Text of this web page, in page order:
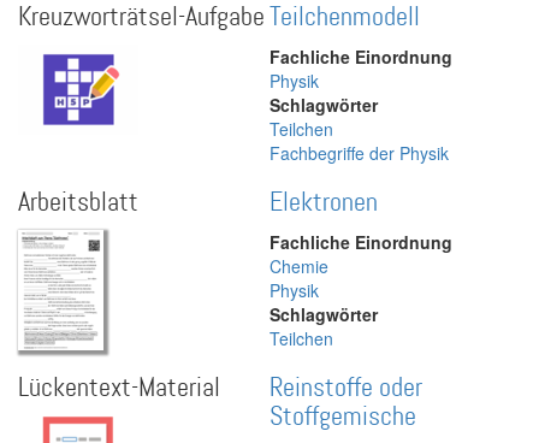
Kreuzworträtsel-AufgabeTeilchenmodell
Fachliche Einordnung
Physik
Schlagwörter
Teilchen
Fachbegriffe der Physik
Arbeitsblatt Elektronen
Fachliche Einordnung
Chemie
Physik
Schlagwörter
Teilchen
Lückentext-Material
Reinstoffe oder
Stoffgemische